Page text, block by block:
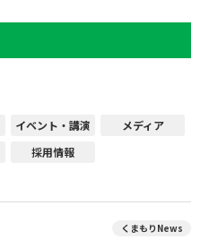
イベント・講演
メディア
採用情報
くまもりNews